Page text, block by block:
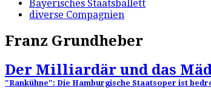
Bayerisches Staatsballett
diverse Compagnien
Franz Grundheber
Der Milliardär und das
"Rankühne": Die Hamburgische Staatsoper ist